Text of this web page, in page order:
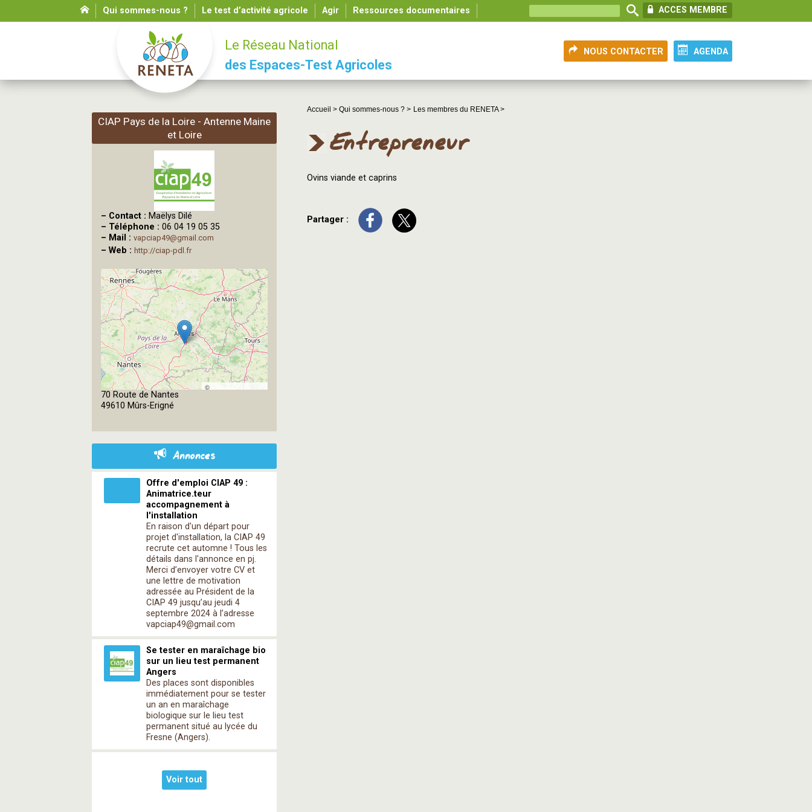
Qui sommes-nous ? Le test d’activité agricole Agir Ressources documentaires ACCES MEMBRE
AGENDA
NOUS CONTACTER
Le Réseau National
des Espaces-Test Agricoles
Accueil > Qui sommes-nous ? > Les membres du RENETA >
Entrepreneur
Ovins viande et caprins
Partager :
CIAP Pays de la Loire - Antenne Maine
et Loire
– Contact : Maëlys Dilé
– Téléphone : 06 04 19 05 35
– Mail : vapciap49@gmail.com
– Web : http://ciap-pdl.fr
©
70 Route de Nantes
49610 Mûrs-Erigné
Annonces
Offre d'emploi CIAP 49 :
Animatrice.teur
accompagnement à
l'installation
En raison d'un départ pour
projet d'installation, la CIAP 49
recrute cet automne ! Tous les
détails dans l'annonce en pj.
Merci d’envoyer votre CV et
une lettre de motivation
adressée au Président de la
CIAP 49 jusqu’au jeudi 4
septembre 2024 à l’adresse
vapciap49@gmail.com
Se tester en maraîchage bio
sur un lieu test permanent
Angers
Des places sont disponibles
immédiatement pour se tester
un an en maraîchage
biologique sur le lieu test
permanent situé au lycée du
Fresne (Angers).
Voir tout